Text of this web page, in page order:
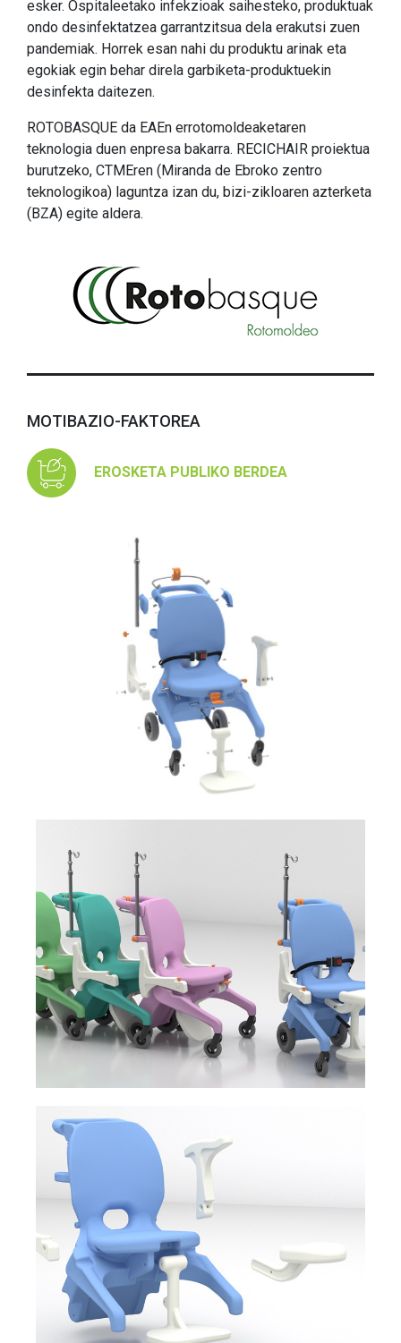
esker. Ospitaleetako infekzioak saihesteko, produktuak
ondo desinfektatzea garrantzitsua dela erakutsi zuen
pandemiak. Horrek esan nahi du produktu arinak eta
egokiak egin behar direla garbiketa-produktuekin
desinfekta daitezen.
ROTOBASQUE da EAEn errotomoldeaketaren
teknologia duen enpresa bakarra. RECICHAIR proiektua
burutzeko, CTMEren (Miranda de Ebroko zentro
teknologikoa) laguntza izan du, bizi-zikloaren azterketa
(BZA) egite aldera.
MOTIBAZIO-FAKTOREA
EROSKETA PUBLIKO BERDEA